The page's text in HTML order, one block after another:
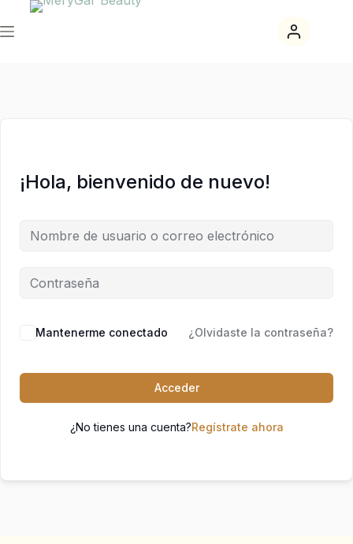
Saltar
al
Saltar
al
¡Hola, bienvenido de nuevo!
Mantenerme conectado ¿Olvidaste la contraseña?
Acceder
¿No tienes una cuenta?Regístrate ahora